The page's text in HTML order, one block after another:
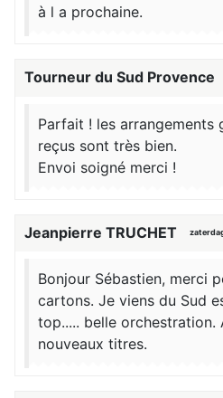
à l a prochaine.
Tourneur du Sud Provence
Parfait ! les arrangements
reçus sont très bien.
Envoi soigné merci !
Jeanpierre TRUCHET
Bonjour Sébastien, merci
cartons. Je viens du Sud
top..... belle
nouveaux titres.